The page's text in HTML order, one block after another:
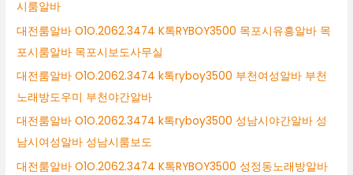
시룸알바
대전룸알바 O1O.2062.3474 K톡RYBOY3500 목포시유흥알바 목
포시룸알바 목포시보도사무실
대전룸알바 O1O.2062.3474 k톡ryboy3500 부천여성알바 부천
노래방도우미 부천야간알바
대전룸알바 O1O.2062.3474 k톡ryboy3500 성남시야간알바 성
남시여성알바 성남시룸보도
대전룸알바 O1O.2062.3474 K톡RYBOY3500 성정동노래방알바